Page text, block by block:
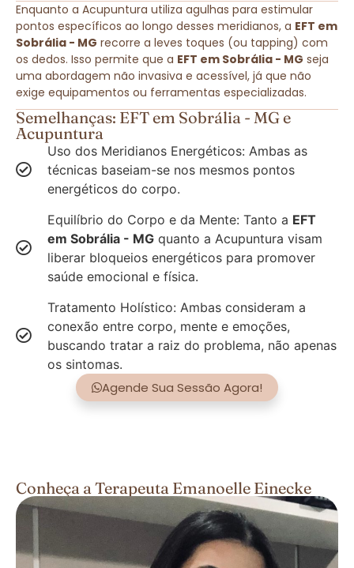
Enquanto a Acupuntura utiliza agulhas para estimular
pontos específicos ao longo desses meridianos, a EFT em
Sobrália - MG recorre a leves toques (ou tapping) com
os dedos. Isso permite que a EFT em Sobrália - MG seja
uma abordagem não invasiva e acessível, já que não
exige equipamentos ou ferramentas especializadas.
Semelhanças: EFT em Sobrália - MG e
Acupuntura
Uso dos Meridianos Energéticos: Ambas as
técnicas baseiam-se nos mesmos pontos
energéticos do corpo.
Equilíbrio do Corpo e da Mente: Tanto a EFT
em Sobrália - MG quanto a Acupuntura visam
liberar bloqueios energéticos para promover
saúde emocional e física.
Tratamento Holístico: Ambas consideram a
conexão entre corpo, mente e emoções,
buscando tratar a raiz do problema, não apenas
os sintomas.
Agende Sua Sessão Agora!
Conheça a Terapeuta Emanoelle Einecke